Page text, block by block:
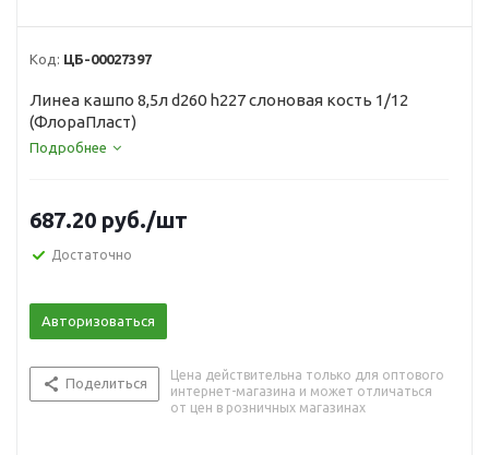
Код: ЦБ-00027397
Линеа кашпо 8,5л d260 h227 слоновая кость 1/12
(ФлораПласт)
Подробнее
687.20 руб./шт
Достаточно
Авторизоваться
Поделиться
Цена действительна только для оптового
интернет-магазина и может отличаться
от цен в розничных магазинах